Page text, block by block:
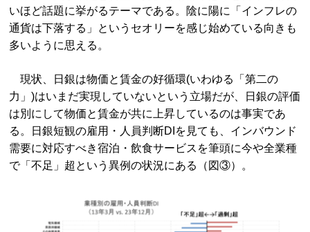
いほど話題に挙がるテーマである。陰に陽に「インフレの
通貨は下落する」というセオリーを感じ始めている向きも
多いように思える。
現状、日銀は物価と賃金の好循環(いわゆる「第二の
力」)はいまだ実現していないという立場だが、日銀の評価
は別にして物価と賃金が共に上昇しているのは事実であ
る。日銀短観の雇用・人員判断DIを見ても、インバウンド
需要に対応すべき宿泊・飲食サービスを筆頭に今や全業種
で「不足」超という異例の状況にある（図③）。